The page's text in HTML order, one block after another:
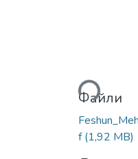
Вантажиться...Файли
f(1,92 MB)